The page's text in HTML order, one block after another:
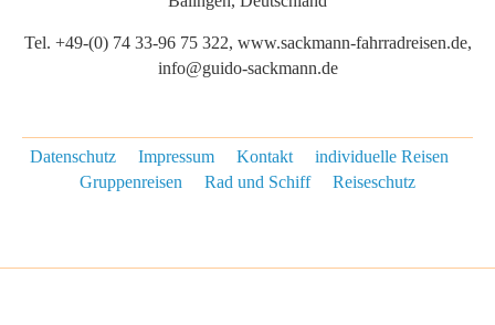
Tel. +49-(0) 74 33-96 75 322, www.sackmann-fahrradreisen.de,
info@guido-sackmann.de
Datenschutz Impressum Kontakt
individuelle Reisen
Gruppenreisen
Rad und Schiff Reiseschutz